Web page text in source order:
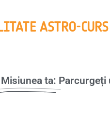
ASTRO-CURS
Misiunea ta: Parcurgeți